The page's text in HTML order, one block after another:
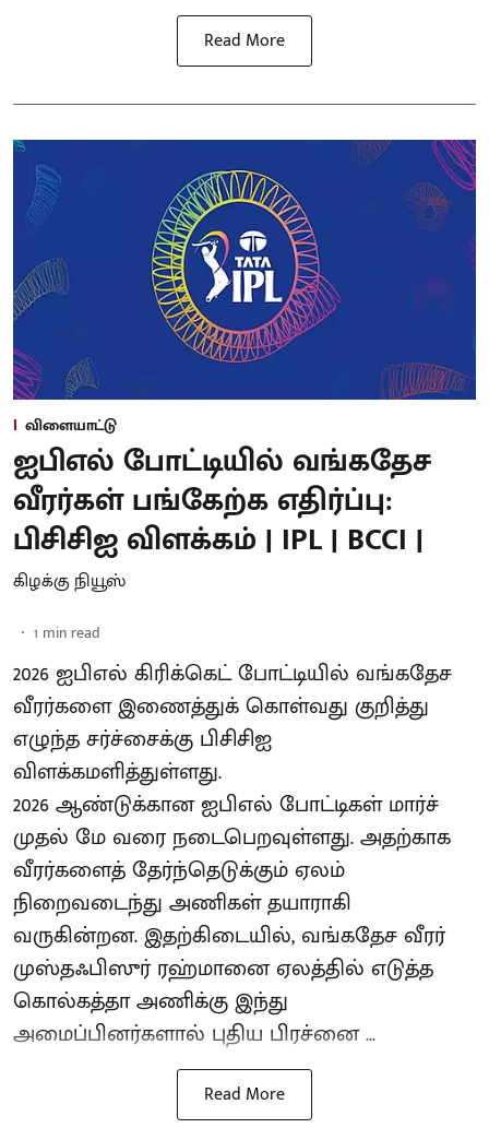
Read More
விளையாட்டு
ஐபிஎல் போட்டியில் வங்கதேச
வீரர்கள் பங்கேற்க எதிர்ப்பு:
பிசிசிஐ விளக்கம் | IPL | BCCI |
கிழக்கு நியூஸ்
1 min read
2026 ஐபிஎல் கிரிக்கெட் போட்டியில் வங்கதேச
வீரர்களை இணைத்துக் கொள்வது குறித்து
எழுந்த சர்ச்சைக்கு பிசிசிஐ
விளக்கமளித்துள்ளது.
2026 ஆண்டுக்கான ஐபிஎல் போட்டிகள் மார்ச்
முதல் மே வரை நடைபெறவுள்ளது. அதற்காக
வீரர்களைத் தேர்ந்தெடுக்கும் ஏலம்
நிறைவடைந்து அணிகள் தயாராகி
வருகின்றன. இதற்கிடையில், வங்கதேச வீரர்
முஸ்தஃபிஸுர் ரஹ்மானை ஏலத்தில் எடுத்த
கொல்கத்தா அணிக்கு இந்து
அமைப்பினர்களால் புதிய பிரச்னை ...
Read More